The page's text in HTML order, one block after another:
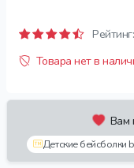
Рейтинг:
Товара нет в
Вам
Детские бейсболки